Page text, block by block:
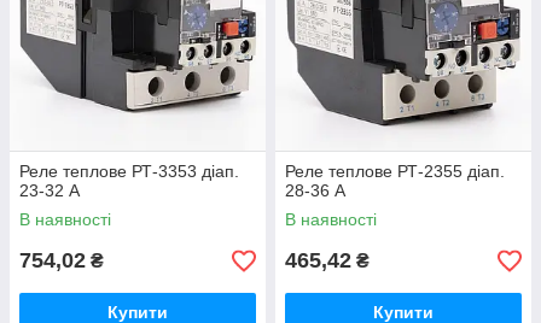
Реле теплове РТ-3353 діап.
23-32 А
В наявності
754,02 ₴
Купити
Реле теплове РТ-2355 діап.
28-36 А
В наявності
465,42 ₴
Купити